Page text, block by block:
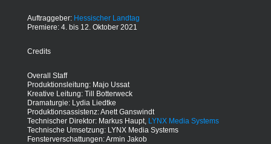
Auftraggeber: Hessischer Landtag
Premiere: 4. bis 12. Oktober 2021
Credits
Overall Staff
Produktionsleitung: Majo Ussat
Kreative Leitung: Till Botterweck
Dramaturgie: Lydia Liedtke
Produktionsassistenz: Anett Ganswindt
Technischer Direktor: Markus Haupt, LYNX Media Systems
Technische Umsetzung: LYNX Media Systems
Fensterverschattungen: Armin Jakob